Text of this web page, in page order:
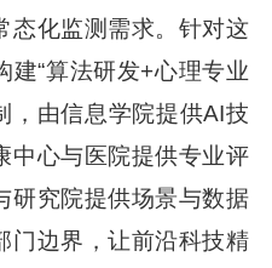
态化监测需求。针对这
建“算法研发+心理专业
，由信息学院提供AI技
中心与医院提供专业评
研究院提供场景与数据
门边界，让前沿科技精